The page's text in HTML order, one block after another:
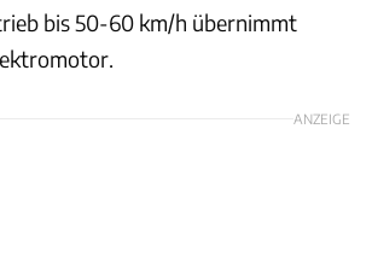
bis 50-60 km/h übernimmt
ANZEIGE